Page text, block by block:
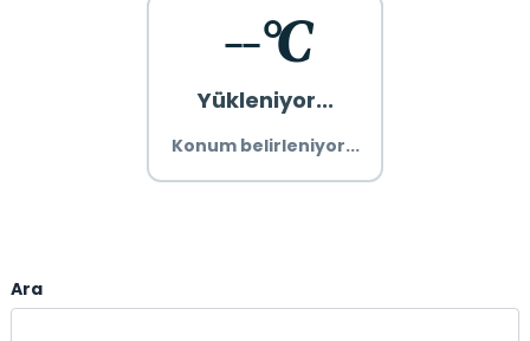
--°C
Yükleniyor...
Konum belirleniyor...
Ara